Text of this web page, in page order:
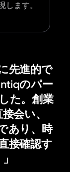
します。
先進的で
のパー
た。創業
会い、
あり、時
接確認す